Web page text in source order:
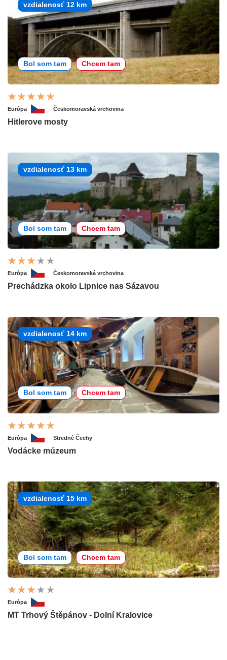
vzdialenosť 12 km
Bol som tam Chcem tam
Európa Českomoravská vrchovina
Hitlerove mosty
vzdialenosť 13 km
Bol som tam Chcem tam
Európa Českomoravská vrchovina
Prechádzka okolo Lipnice nas Sázavou
vzdialenosť 14 km
Bol som tam Chcem tam
Európa Stredné Čechy
Vodácke múzeum
vzdialenosť 15 km
Bol som tam Chcem tam
Európa
MT Trhový Štěpánov - Dolní Kralovice